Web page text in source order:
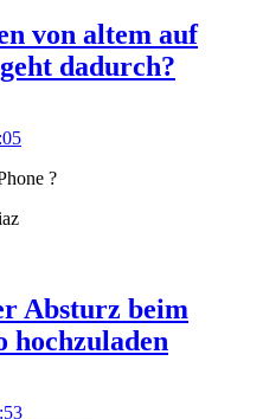
von altem auf
dadurch?
?
Absturz beim
hochzuladen